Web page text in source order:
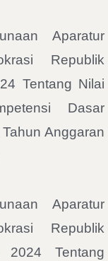
Aparatur
Republik
Tentang Nilai
Dasar
Anggaran
Aparatur
Republik
Tentang